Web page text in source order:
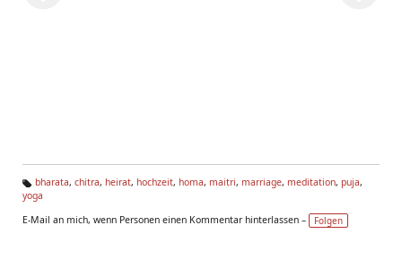
Ta
s:
bharata, chitra, heirat, hochzeit, homa, maitri, marriage, meditation, puja,
yoga
E-Mail an mich, wenn Personen einen Kommentar hinterlassen –
Folgen